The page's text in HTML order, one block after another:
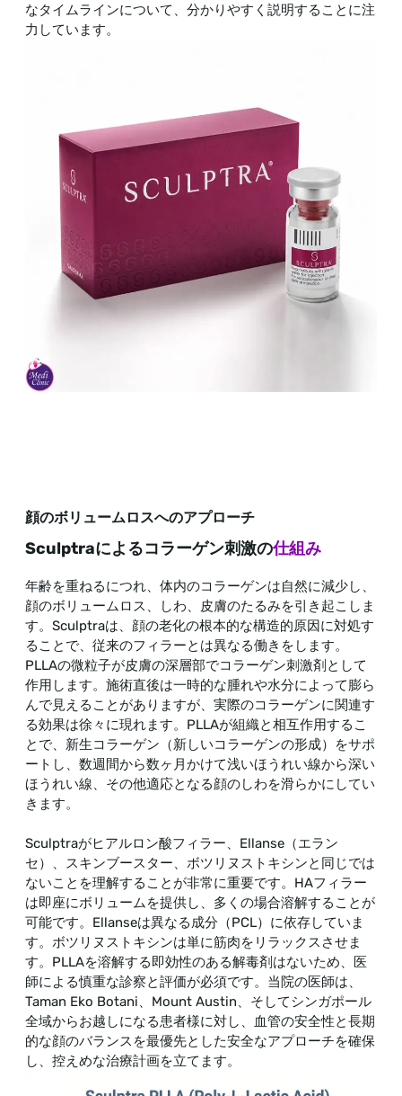
なタイムラインについて、分かりやすく説明することに注
力しています。
顔のボリュームロスへのアプローチ
Sculptraによるコラーゲン刺激の仕組み
年齢を重ねるにつれ、体内のコラーゲンは自然に減少し、
顔のボリュームロス、しわ、皮膚のたるみを引き起こしま
す。Sculptraは、顔の老化の根本的な構造的原因に対処す
ることで、従来のフィラーとは異なる働きをします。
PLLAの微粒子が皮膚の深層部でコラーゲン刺激剤として
作用します。施術直後は一時的な腫れや水分によって膨ら
んで見えることがありますが、実際のコラーゲンに関連す
る効果は徐々に現れます。PLLAが組織と相互作用するこ
とで、新生コラーゲン（新しいコラーゲンの形成）をサポ
ートし、数週間から数ヶ月かけて浅いほうれい線から深い
ほうれい線、その他適応となる顔のしわを滑らかにしてい
きます。
Sculptraがヒアルロン酸フィラー、Ellanse（エラン
セ）、スキンブースター、ボツリヌストキシンと同じでは
ないことを理解することが非常に重要です。HAフィラー
は即座にボリュームを提供し、多くの場合溶解することが
可能です。Ellanseは異なる成分（PCL）に依存していま
す。ボツリヌストキシンは単に筋肉をリラックスさせま
す。PLLAを溶解する即効性のある解毒剤はないため、医
師による慎重な診察と評価が必須です。当院の医師は、
Taman Eko Botani、Mount Austin、そしてシンガポール
全域からお越しになる患者様に対し、血管の安全性と長期
的な顔のバランスを最優先とした安全なアプローチを確保
し、控えめな治療計画を立てます。